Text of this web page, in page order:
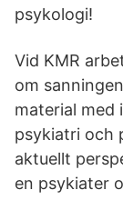
psykologi!
Vid KMR
om
material med
psykiatri och
aktuellt
en psykiater